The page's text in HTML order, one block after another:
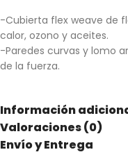
-Cubierta flex weave de
calor, ozono y aceites.
-Paredes curvas y lomo
de la fuerza.
Información
Valoraciones (0)
Envío y Entrega